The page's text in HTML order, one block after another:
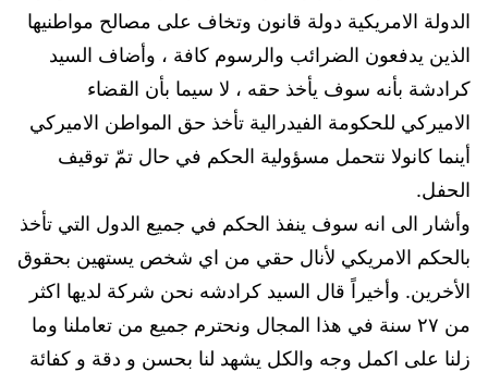
الدولة الامريكية دولة قانون وتخاف على مصالح مواطنيها
الذين يدفعون الضرائب والرسوم كافة ، وأضاف السيد
كرادشة بأنه سوف يأخذ حقه ، لا سيما بأن القضاء
الاميركي للحكومة الفيدرالية تأخذ حق المواطن الاميركي
أينما كانولا نتحمل مسؤولية الحكم في حال تمّ توقيف
الحفل.
وأشار الى انه سوف ينفذ الحكم في جميع الدول التي تأخذ
بالحكم الامريكي لأنال حقي من اي شخص يستهين بحقوق
الأخرين. وأخيراً قال السيد كرادشه نحن شركة لديها اكثر
من ٢٧ سنة في هذا المجال ونحترم جميع من تعاملنا وما
زلنا على اكمل وجه والكل يشهد لنا بحسن و دقة و كفائة